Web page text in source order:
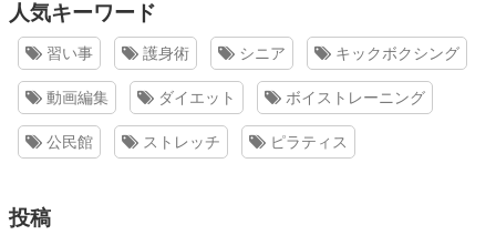
人気キーワード
習い事 護身術 シニア キックボクシング
動画編集 ダイエット ボイストレーニング
公民館 ストレッチ ピラティス
投稿